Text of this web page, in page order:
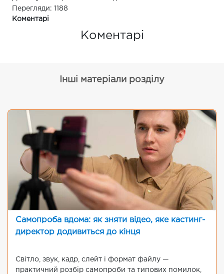
Перегляди: 1188
Коментарі
Коментарі
Інші матеріали розділу
Самопроба вдома: як зняти відео, яке кастинг-
директор додивиться до кінця
Світло, звук, кадр, слейт і формат файлу —
практичний розбір самопроби та типових помилок,